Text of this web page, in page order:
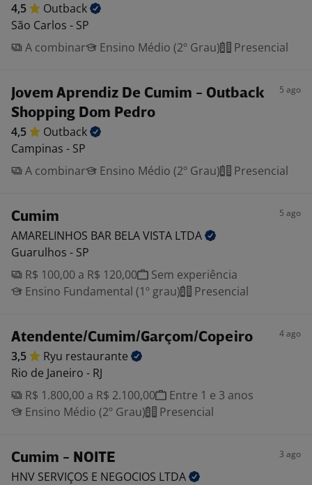
4,5
Outback
São Carlos - SP
A combinar
Ensino Médio (2º Grau) Presencial
Jovem Aprendiz De Cumim - Outback
Shopping Dom Pedro
5 ago
4,5
Outback
Campinas - SP
A combinar
Ensino Médio (2º Grau) Presencial
Cumim 5 ago
AMARELINHOS BAR BELA VISTA LTDA
Guarulhos - SP
R$ 100,00 a R$ 120,00
Sem experiência
Ensino Fundamental (1º grau)
Presencial
Atendente/Cumim/Garçom/Copeiro 4 ago
3,5 Ryu restaurante
Rio de Janeiro - RJ
R$ 1.800,00 a R$ 2.100,00
Entre 1 e 3 anos
Ensino Médio (2º Grau)
Presencial
Cumim - NOITE 3 ago
HNV SERVIÇOS E NEGOCIOS LTDA